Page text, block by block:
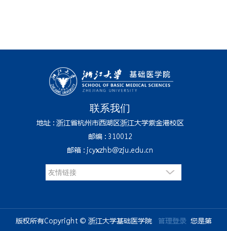
联系我们
地址 : 浙江省杭州市西湖区浙江大学紫金港校区
邮编 : 310012
邮箱 : jcyxzhb@zju.edu.cn
版权所有Copyright © 浙江大学基础医学院 管理登录您是第